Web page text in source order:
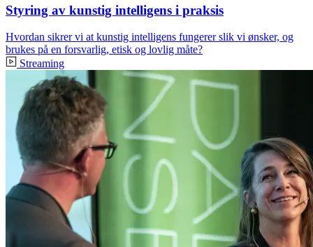
Styring av kunstig intelligens i praksis
Hvordan sikrer vi at kunstig intelligens fungerer slik vi ønsker, og
brukes på en forsvarlig, etisk og lovlig måte?
Streaming